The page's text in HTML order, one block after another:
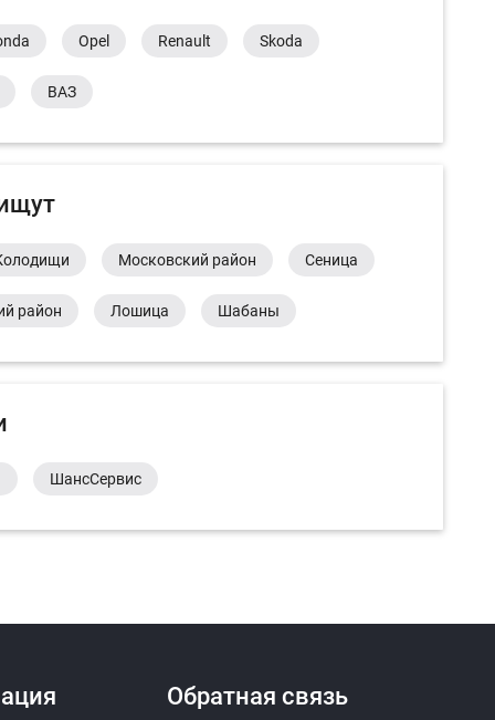
Opel Renault Skoda
ВАЗ
Московский район Сеница
район Лошица Шабаны
ШансСервис
Обратная связь